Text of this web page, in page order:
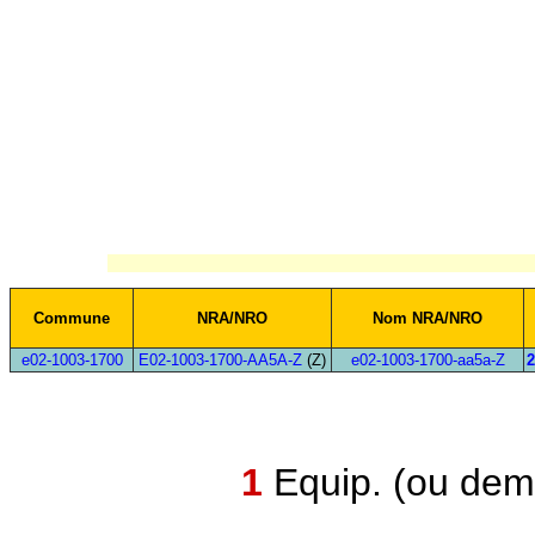
Commune NRA/NRO Nom NRA/NRO
e02-1003-1700 E02-1003-1700-AA5A-Z (Z) e02-1003-1700-aa5a-Z
1 Equip. (ou